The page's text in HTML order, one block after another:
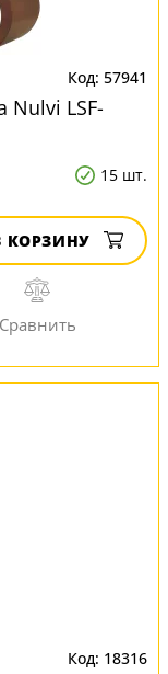
57941
Nulvi LSF-
15 шт.
КОРЗИНУ
18316